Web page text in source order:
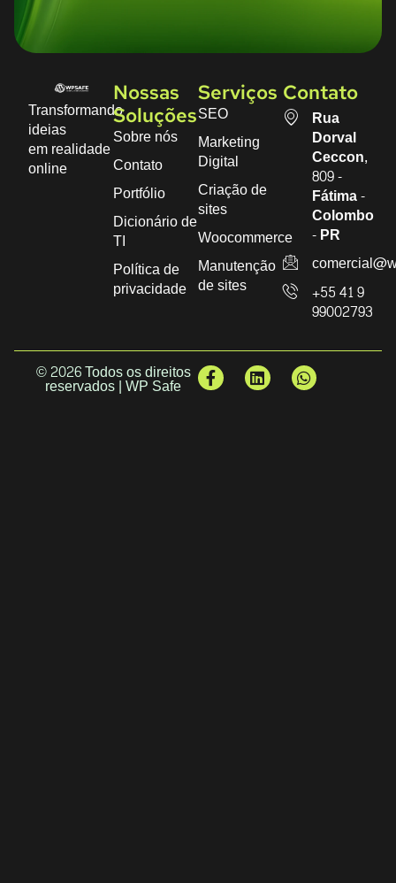
Transformando
ideias
em realidade
online
Nossas
Soluções
Sobre nós
Contato
Portfólio
Dicionário de
TI
Política de
privacidade
Serviços
SEO
Marketing
Digital
Criação de
sites
Woocommerce
Manutenção
de sites
Contato
Rua
Dorval
Ceccon,
809 -
Fátima -
Colombo
- PR
+55 41 9
99002793
© 2026 Todos os direitos
reservados | WP Safe